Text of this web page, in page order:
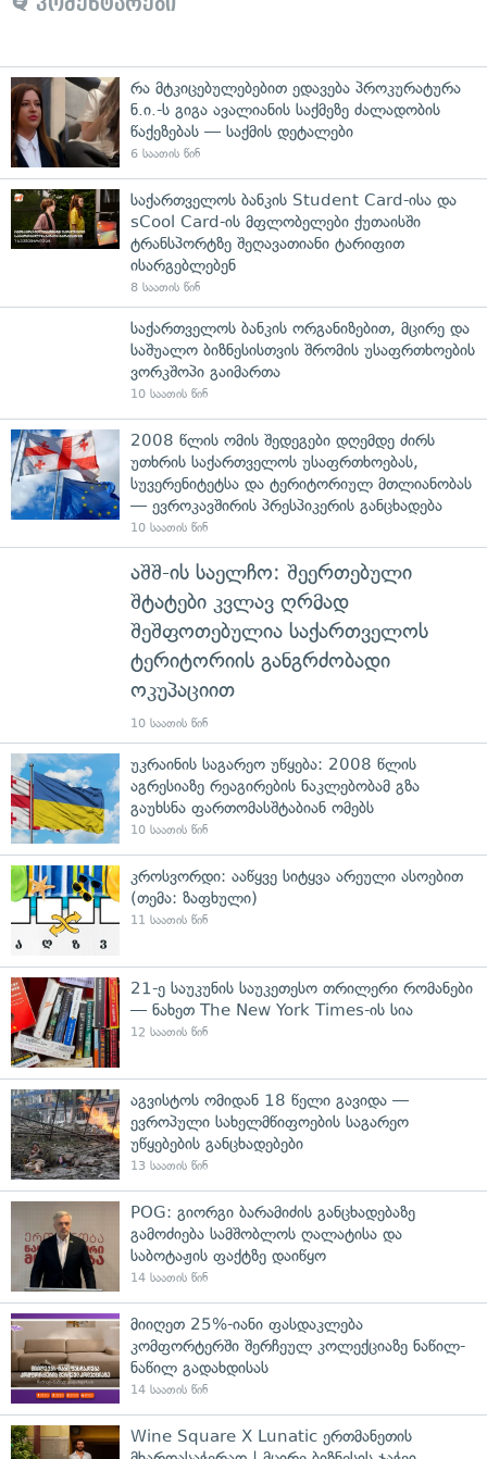
რა მტკიცებულებებით ედავება პროკურატურა
ნ.ი.-ს გიგა ავალიანის საქმეზე ძალადობის
წაქეზებას — საქმის დეტალები
6 საათის წინ
საქართველოს ბანკის Student Card-ისა და
sCool Card-ის მფლობელები ქუთაისში
ტრანსპორტზე შეღავათიანი ტარიფით
ისარგებლებენ
8 საათის წინ
საქართველოს ბანკის ორგანიზებით, მცირე და
საშუალო ბიზნესისთვის შრომის უსაფრთხოების
ვორკშოპი გაიმართა
10 საათის წინ
2008 წლის ომის შედეგები დღემდე ძირს
უთხრის საქართველოს უსაფრთხოებას,
სუვერენიტეტსა და ტერიტორიულ მთლიანობას
— ევროკავშირის პრესპიკერის განცხადება
10 საათის წინ
აშშ-ის საელჩო: შეერთებული
შტატები კვლავ ღრმად
შეშფოთებულია საქართველოს
ტერიტორიის განგრძობადი
ოკუპაციით
10 საათის წინ
უკრაინის საგარეო უწყება: 2008 წლის
აგრესიაზე რეაგირების ნაკლებობამ გზა
გაუხსნა ფართომასშტაბიან ომებს
10 საათის წინ
კროსვორდი: ააწყვე სიტყვა არეული ასოებით
(თემა: ზაფხული)
11 საათის წინ
21-ე საუკუნის საუკეთესო თრილერი რომანები
— ნახეთ The New York Times-ის სია
12 საათის წინ
აგვისტოს ომიდან 18 წელი გავიდა —
ევროპული სახელმწიფოების საგარეო
უწყებების განცხადებები
13 საათის წინ
POG: გიორგი ბარამიძის განცხადებაზე
გამოძიება სამშობლოს ღალატისა და
საბოტაჟის ფაქტზე დაიწყო
14 საათის წინ
მიიღეთ 25%-იანი ფასდაკლება
კომფორტერში შერჩეულ კოლექციაზე ნაწილ-
ნაწილ გადახდისას
14 საათის წინ
Wine Square X Lunatic ერთმანეთის